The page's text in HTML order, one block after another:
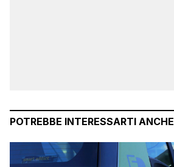
POTREBBE INTERESSARTI ANCHE